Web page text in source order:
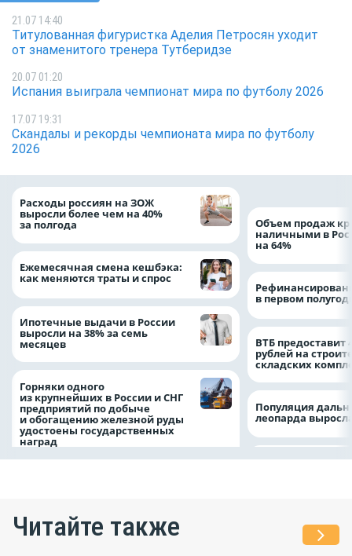
21.07 14:40
Титулованная фигуристка Аделия Петросян уходит
от знаменитого тренера Тутберидзе
20.07 01:20
Испания выиграла чемпионат мира по футболу 2026
17.07 19:31
Скандалы и рекорды чемпионата мира по футболу
2026
Расходы россиян на ЗОЖ
выросли более чем на 40%
за полгода
Ежемесячная смена кешбэка:
как меняются траты и спрос
Ипотечные выдачи в России
выросли на 38% за семь
месяцев
Горняки одного
из крупнейших в России и СНГ
предприятий по добыче
и обогащению железной руды
удостоены государственных
наград
Объем продаж
наличными в
на 64%
в первом
ВТБ предоставит
рублей на
складских
Популяция
леопарда
Читайте также